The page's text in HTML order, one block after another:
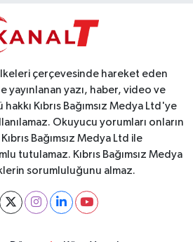
çerçevesinde hareket eden
yayınlanan yazı, haber, video ve
Kıbrıs Bağımsız Medya Ltd'ye
Okuyucu yorumları onların
Bağımsız Medya Ltd ile
tutulamaz. Kıbrıs Bağımsız Medya
sorumluluğunu almaz.